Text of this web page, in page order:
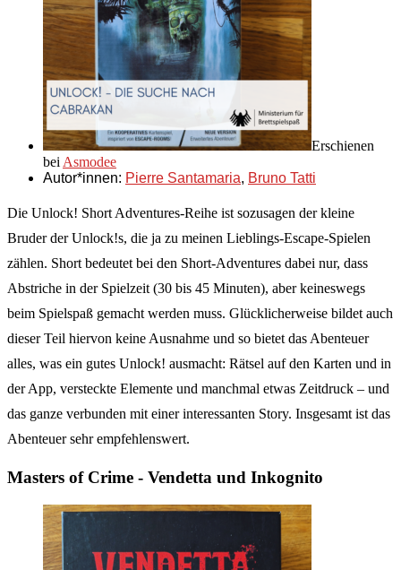
Erschienen
bei Asmodee
Autor*innen: Pierre Santamaria, Bruno Tatti
Die Unlock! Short Adventures-Reihe ist sozusagen der kleine
Bruder der Unlock!s, die ja zu meinen Lieblings-Escape-Spielen
zählen. Short bedeutet bei den Short-Adventures dabei nur, dass
Abstriche in der Spielzeit (30 bis 45 Minuten), aber keineswegs
beim Spielspaß gemacht werden muss. Glücklicherweise bildet auch
dieser Teil hiervon keine Ausnahme und so bietet das Abenteuer
alles, was ein gutes Unlock! ausmacht: Rätsel auf den Karten und in
der App, versteckte Elemente und manchmal etwas Zeitdruck – und
das ganze verbunden mit einer interessanten Story. Insgesamt ist das
Abenteuer sehr empfehlenswert.
Masters of Crime - Vendetta und Inkognito